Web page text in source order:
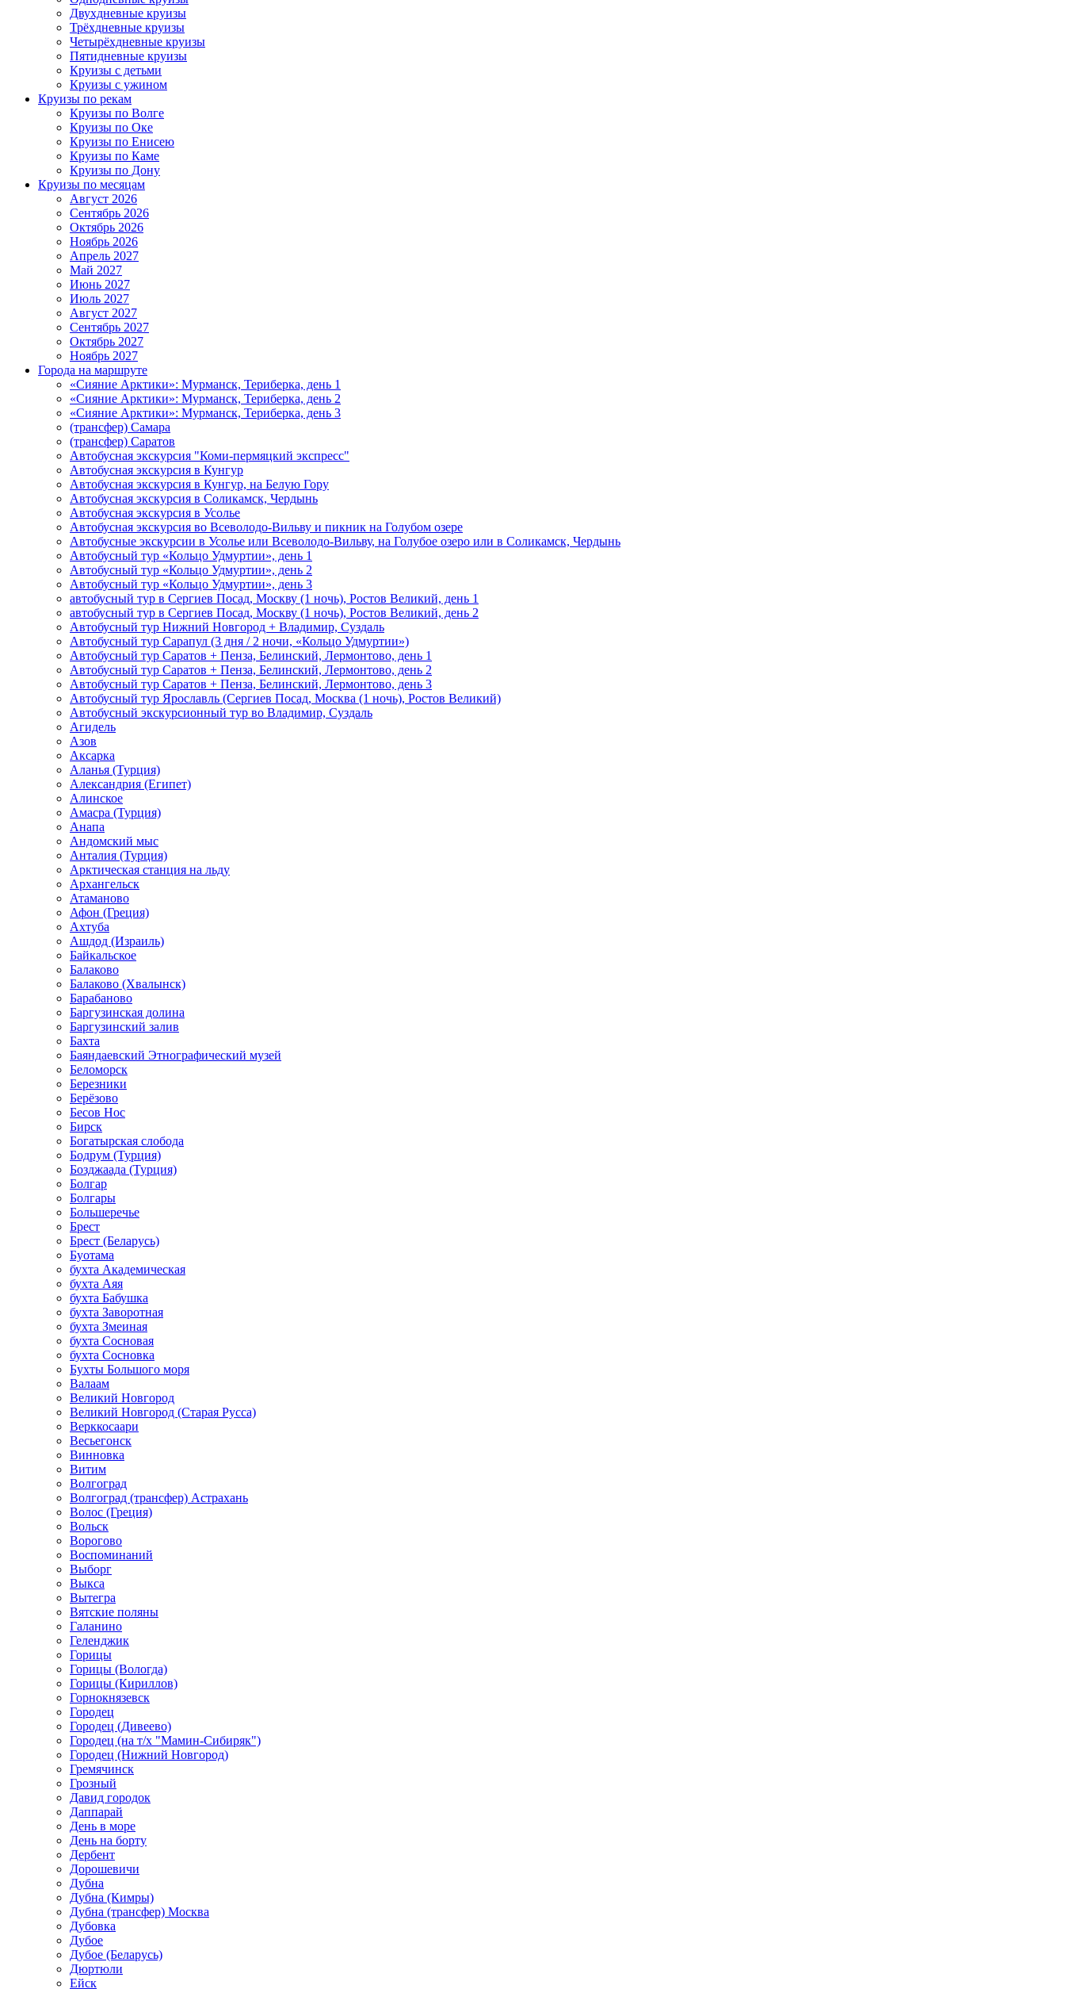
Двухдневные круизы
Трёхдневные круизы
Четырёхдневные круизы
Пятидневные круизы
Круизы с детьми
Круизы с ужином
Круизы по рекам
Круизы по Волге
Круизы по Оке
Круизы по Енисею
Круизы по Каме
Круизы по Дону
Круизы по месяцам
Август 2026
Сентябрь 2026
Октябрь 2026
Ноябрь 2026
Апрель 2027
Май 2027
Июнь 2027
Июль 2027
Август 2027
Сентябрь 2027
Октябрь 2027
Ноябрь 2027
Города на маршруте
«Сияние Арктики»: Мурманск, Териберка, день 1
«Сияние Арктики»: Мурманск, Териберка, день 2
«Сияние Арктики»: Мурманск, Териберка, день 3
(трансфер) Самара
(трансфер) Саратов
Автобусная экскурсия "Коми-пермяцкий экспресс"
Автобусная экскурсия в Кунгур
Автобусная экскурсия в Кунгур, на Белую Гору
Автобусная экскурсия в Соликамск, Чердынь
Автобусная экскурсия в Усолье
Автобусная экскурсия во Всеволодо-Вильву и пикник на Голубом озере
Автобусные экскурсии в Усолье или Всеволодо-Вильву, на Голубое озеро или в Соликамск, Чердынь
Автобусный тур «Кольцо Удмуртии», день 1
Автобусный тур «Кольцо Удмуртии», день 2
Автобусный тур «Кольцо Удмуртии», день 3
автобусный тур в Сергиев Посад, Москву (1 ночь), Ростов Великий, день 1
автобусный тур в Сергиев Посад, Москву (1 ночь), Ростов Великий, день 2
Автобусный тур Нижний Новгород + Владимир, Суздаль
Автобусный тур Сарапул (3 дня / 2 ночи, «Кольцо Удмуртии»)
Автобусный тур Саратов + Пенза, Белинский, Лермонтово, день 1
Автобусный тур Саратов + Пенза, Белинский, Лермонтово, день 2
Автобусный тур Саратов + Пенза, Белинский, Лермонтово, день 3
Автобусный тур Ярославль (Сергиев Посад, Москва (1 ночь), Ростов Великий)
Автобусный экскурсионный тур во Владимир, Суздаль
Агидель
Азов
Аксарка
Аланья (Турция)
Александрия (Египет)
Алинское
Амасра (Турция)
Анапа
Андомский мыс
Анталия (Турция)
Арктическая станция на льду
Архангельск
Атаманово
Афон (Греция)
Ахтуба
Ашдод (Израиль)
Байкальское
Балаково
Балаково (Хвалынск)
Барабаново
Баргузинская долина
Баргузинский залив
Бахта
Баяндаевский Этнографический музей
Беломорск
Березники
Берёзово
Бесов Нос
Бирск
Богатырская слобода
Бодрум (Турция)
Бозджаада (Турция)
Болгар
Болгары
Большеречье
Брест
Брест (Беларусь)
Буотама
бухта Академическая
бухта Аяя
бухта Бабушка
бухта Заворотная
бухта Змеиная
бухта Сосновая
бухта Сосновка
Бухты Большого моря
Валаам
Великий Новгород
Великий Новгород (Старая Русса)
Верккосаари
Весьегонск
Винновка
Витим
Волгоград
Волгоград (трансфер) Астрахань
Волос (Греция)
Вольск
Ворогово
Воспоминаний
Выборг
Выкса
Вытегра
Вятские поляны
Галанино
Геленджик
Горицы
Горицы (Вологда)
Горицы (Кириллов)
Горнокнязевск
Городец
Городец (Дивеево)
Городец (на т/х "Мамин-Сибиряк")
Городец (Нижний Новгород)
Гремячинск
Грозный
Давид городок
Даппарай
День в море
День на борту
Дербент
Дорошевичи
Дубна
Дубна (Кимры)
Дубна (трансфер) Москва
Дубовка
Дубое
Дубое (Беларусь)
Дюртюли
Ейск